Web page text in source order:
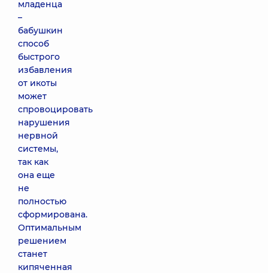
младенца
–
бабушкин
способ
быстрого
избавления
от икоты
может
спровоцировать
нарушения
нервной
системы,
так как
она еще
не
полностью
сформирована.
Оптимальным
решением
станет
кипяченная